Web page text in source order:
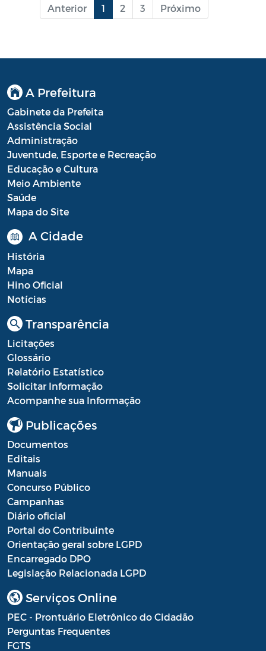
Anterior 1 2 3 Próximo
A Prefeitura
Gabinete da Prefeita
Assistência Social
Administração
Juventude, Esporte e Recreação
Educação e Cultura
Meio Ambiente
Saúde
Mapa do Site
A Cidade
História
Mapa
Hino Oficial
Notícias
Transparência
Licitações
Glossário
Relatório Estatístico
Solicitar Informação
Acompanhe sua Informação
Publicações
Documentos
Editais
Manuais
Concurso Público
Campanhas
Diário oficial
Portal do Contribuinte
Orientação geral sobre LGPD
Encarregado DPO
Legislação Relacionada LGPD
Serviços Online
PEC - Prontuário Eletrônico do Cidadão
Perguntas Frequentes
FGTS